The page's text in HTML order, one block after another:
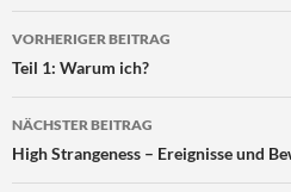
Beitragsnavigation
VORHERIGER BEITRAG
Teil 1: Warum ich?
NÄCHSTER BEITRAG
High Strangeness – Ereignisse und